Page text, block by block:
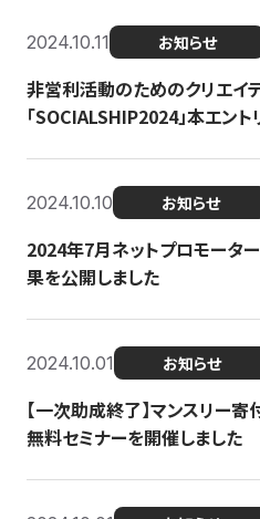
2024.10.11 お知らせ
非営利活動のためのクリエイ
「SOCIALSHIP2024」本エン
2024.10.10 お知らせ
2024年7月ネットプロモータ
果を公開しました
2024.10.01 お知らせ
【一次助成終了】マンスリー
無料セミナーを開催しました